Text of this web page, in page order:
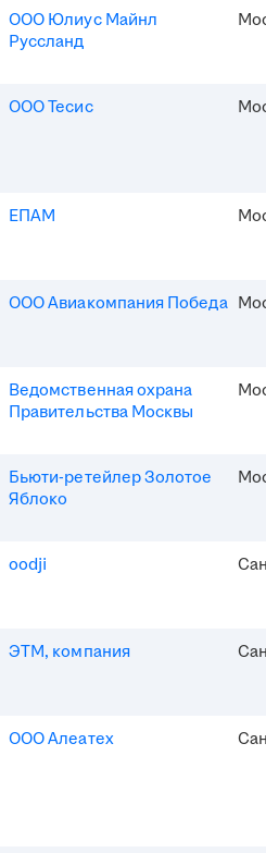
ООО Юлиус Майнл
Руссланд
ООО Тесис
ЕПАМ
ООО Авиакомпания Победа
Ведомственная охрана
Правительства Москвы
Бьюти-ретейлер Золотое
Яблоко
oodji
ЭТМ, компания
ООО Алеатех